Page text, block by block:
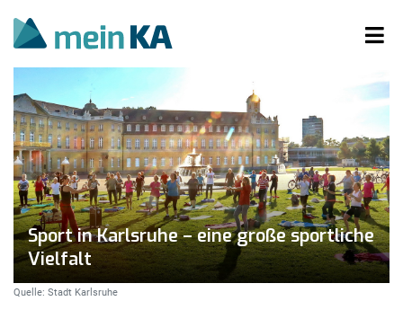
Sport in Karlsruhe – eine große sportliche
Vielfalt
Quelle: Stadt Karlsruhe